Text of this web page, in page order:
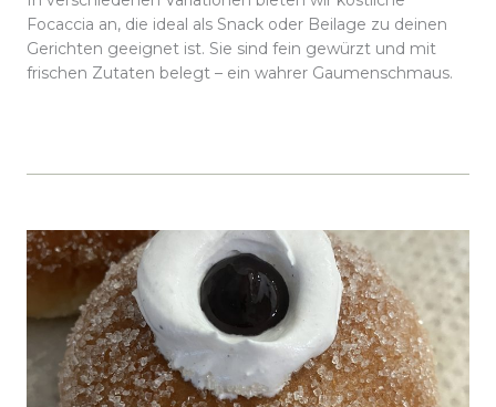
Focaccia an, die ideal als Snack oder Beilage zu deinen
Gerichten geeignet ist. Sie sind fein gewürzt und mit
frischen Zutaten belegt – ein wahrer Gaumenschmaus.